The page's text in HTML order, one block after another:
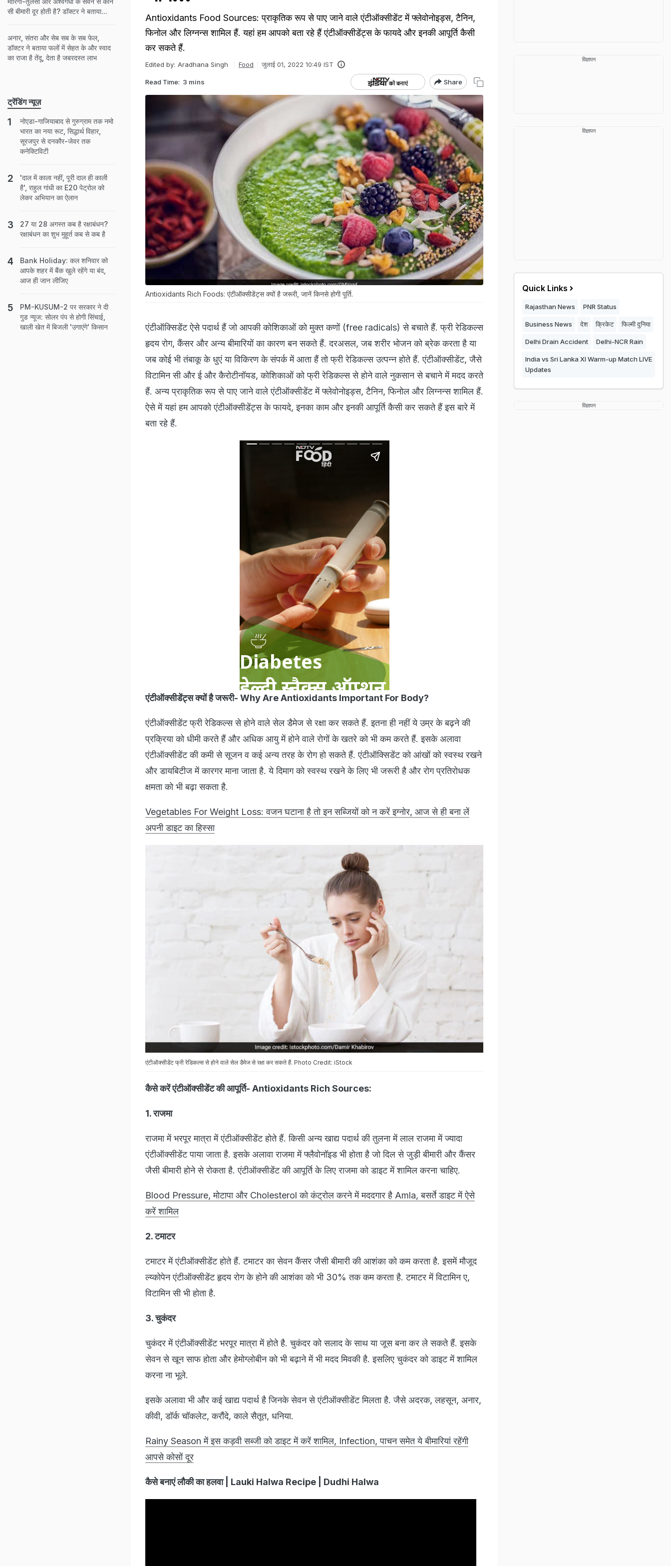
Antioxidants Food Sources: प्राकृतिक रूप से पाए जाने वाले एंटीऑक्सीडेंट में फ्लेवोनोइड्स, टैनिन,
फिनोल और लिग्नन्स शामिल हैं. यहां हम आपको बता रहे हैं एंटीऑक्सीडेंट्स के फायदे और इनकी आपूर्ति कैसी
कर सकते हैं.
Edited by: Aradhana Singh Food जुलाई 01, 2022 10:49 IST
Read Time: 3 mins Share
Antioxidants Rich Foods: एंटीऑक्सीडेंट्स क्यों है जरूरी, जानें किनसे होगी पूर्ति.
एंटीऑक्सिडेंट ऐसे पदार्थ हैं जो आपकी कोशिकाओं को मुक्त कणों (free radicals) से बचाते हैं. फ्री रेडिकल्स
हृदय रोग, कैंसर और अन्य बीमारियों का कारण बन सकते हैं. दरअसल, जब शरीर भोजन को ब्रेक करता है या
जब कोई भी तंबाकू के धुएं या विकिरण के संपर्क में आता हैं तो फ्री रेडिकल्स उत्पन्न होते हैं. एंटीऑक्सीडेंट, जैसे
विटामिन सी और ई और कैरोटीनॉयड, कोशिकाओं को फ्री रेडिकल्स से होने वाले नुकसान से बचाने में मदद करते
हैं. अन्य प्राकृतिक रूप से पाए जाने वाले एंटीऑक्सीडेंट में फ्लेवोनोइड्स, टैनिन, फिनोल और लिग्नन्स शामिल हैं.
ऐसे में यहां हम आपको एंटीऑक्सीडेंट्स के फायदे, इनका काम और इनकी आपूर्ति कैसी कर सकते हैं इस बारे में
बता रहे हैं.
एंटीऑक्सीडेंट्स क्यों है जरूरी- Why Are Antioxidants Important For Body?
एंटीऑक्सीडेंट फ्री रेडिकल्स से होने वाले सेल डैमेज से रक्षा कर सकते हैं. इतना ही नहीं ये उम्र के बढ़ने की
प्रक्रिया को धीमी करते हैं और अधिक आयु में होने वाले रोगों के खतरे को भी कम करते हैं. इसके अलावा
एंटीऑक्सीडेंट की कमी से सूजन व कई अन्य तरह के रोग हो सकते हैं. एंटीऑक्सिडेंट को आंखों को स्वस्थ रखने
और डायबिटीज में कारगर माना जाता है. ये दिमाग को स्वस्थ रखने के लिए भी जरूरी है और रोग प्रतिरोधक
क्षमता को भी बढ़ा सकता है.
Vegetables For Weight Loss: वजन घटाना है तो इन सब्जियों को न करें इग्नोर, आज से ही बना लें
अपनी डाइट का हिस्सा
एंटीऑक्सीडेंट फ्री रेडिकल्स से होने वाले सेल डैमेज से रक्षा कर सकते हैं. Photo Credit: iStock
कैसे करें एंटीऑक्सीडेंट की आपूर्ति- Antioxidants Rich Sources:
1. राजमा
राजमा में भरपूर मात्रा में एंटीऑक्सीडेंट होते हैं. किसी अन्य खाद्य पदार्थ की तुलना में लाल राजमा में ज्यादा
एंटीऑक्सीडेंट पाया जाता है. इसके अलावा राजमा में फ्लैवोनॉइड भी होता है जो दिल से जुड़ी बीमारी और कैंसर
जैसी बीमारी होने से रोकता है. एंटीऑक्सीडेंट की आपूर्ति के लिए राजमा को डाइट में शामिल करना चाहिए.
Blood Pressure, मोटापा और Cholesterol को कंट्रोल करने में मददगार है Amla, बसर्ते डाइट में ऐसे
करें शामिल
2. टमाटर
टमाटर में एंटीऑक्सीडेंट होते हैं. टमाटर का सेवन कैंसर जैसी बीमारी की आशंका को कम करता है. इसमें मौजूद
ल्य्कोपेन एंटीऑक्सीडेंट हृदय रोग के होने की आशंका को भी 30% तक कम करता है. टमाटर में विटामिन ए,
विटामिन सी भी होता है.
3. चुकंदर
चुकंदर में एंटीऑक्सीडेंट भरपूर मात्रा में होते है. चुकंदर को सलाद के साथ या जूस बना कर ले सकते हैं. इसके
सेवन से खून साफ होता और हेमोग्लोबीन को भी बढ़ाने में भी मदद मिवकी है. इसलिए चुकंदर को डाइट में शामिल
करना ना भूले.
इसके अलावा भी और कई खाद्य पदार्थ है जिनके सेवन से एंटीऑक्सीडेंट मिलता है. जैसे अदरक, लहसून, अनार,
कीवी, डॉर्क चॉकलेट, करौंदे, काले सैतूत, धनिया.
Rainy Season में इस कड़वी सब्जी को डाइट में करें शामिल, Infection, पाचन समेत ये बीमारियां रहेंगी
आपसे कोसों दूर
कैसे बनाएं लौकी का हलवा | Lauki Halwa Recipe | Dudhi Halwa
सी बीमारी दूर होती है? डॉक्टर ने बताया...
अनार, संतरा और सेब सब के सब फेल,
डॉक्टर ने बताया फलों में सेहत के और स्वाद
का राजा है तेंदू, देता है जबरदस्त लाभ
ट्रेंडिंग न्यूज़
नोएडा-गाजियाबाद से गुरुग्राम तक नमो
भारत का नया रूट, सिद्धार्थ विहार,
सूरजपुर से दनकौर-जेवर तक
कनेक्टिविटी
'दाल में काला नहीं, पूरी दाल ही काली
है', राहुल गांधी का E20 पेट्रोल को
लेकर अभियान का ऐलान
27 या 28 अगस्‍त कब है रक्षाबंधन?
रक्षाबंधन का शुभ मुहूर्त कब से कब है
Bank Holiday: कल शनिवार को
आपके शहर में बैंक खुले रहेंगे या बंद,
आज ही जान लीजिए
PM-KUSUM-2 पर सरकार ने दी
गुड न्‍यूज: सोलर पंप से होगी सिंचाई,
खाली खेत में बिजली 'उगाएंगे' किसान
विज्ञापन
विज्ञापन
Quick Links
Rajasthan News PNR Status
Business News देश क्रिकेट फिल्मी दुनिया
Delhi Drain Accident Delhi-NCR Rain
India vs Sri Lanka XI Warm-up Match LIVE
Updates
विज्ञापन